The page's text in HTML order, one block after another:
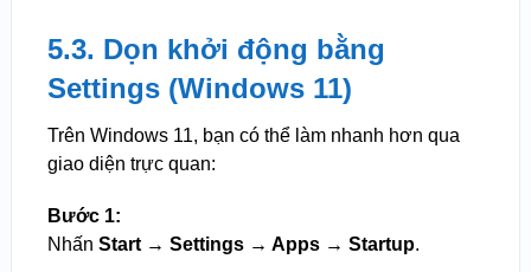
5.3. Dọn khởi động bằng
Settings (Windows 11)
Trên Windows 11, bạn có thể làm nhanh hơn qua
giao diện trực quan:
Bước 1:
Nhấn Start → Settings → Apps → Startup.